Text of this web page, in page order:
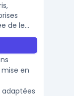
de leur
et
en
adaptées